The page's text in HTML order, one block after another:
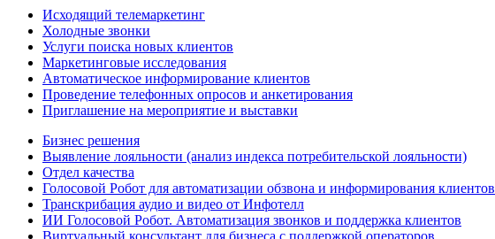
Исходящий телемаркетинг
Холодные звонки
Услуги поиска новых клиентов
Маркетинговые исследования
Автоматическое информирование клиентов
Проведение телефонных опросов и анкетирования
Приглашение на мероприятие и выставки
Бизнес решения
Выявление лояльности (анализ индекса потребительской лояльности)
Отдел качества
Голосовой Робот для автоматизации обзвона и информирования клиентов
Транскрибация аудио и видео от Инфотелл
ИИ Голосовой Робот. Автоматизация звонков и поддержка клиентов
Виртуальный консультант для бизнеса с поддержкой операторов